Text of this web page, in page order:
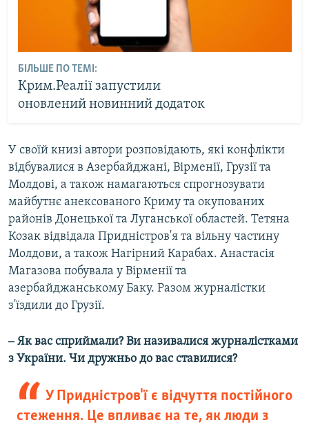
БІЛЬШЕ ПО ТЕМІ:
Крим.Реалії запустили
оновлений новинний додаток
У своїй книзі автори розповідають, які конфлікти
відбувалися в Азербайджані, Вірменії, Грузії та
Молдові, а також намагаються спрогнозувати
майбутнє анексованого Криму та окупованих
районів Донецької та Луганської областей. Тетяна
Козак відвідала Придністров'я та вільну частину
Молдови, а також Нагірний Карабах. Анастасія
Магазова побувала у Вірменії та
азербайджанському Баку. Разом журналістки
з'їздили до Грузії.
‒ Як вас сприймали? Ви називалися журналістками
з України. Чи дружньо до вас ставилися?
У Придністров'ї є відчуття постійного
стеження. Це впливає на те, як люди з